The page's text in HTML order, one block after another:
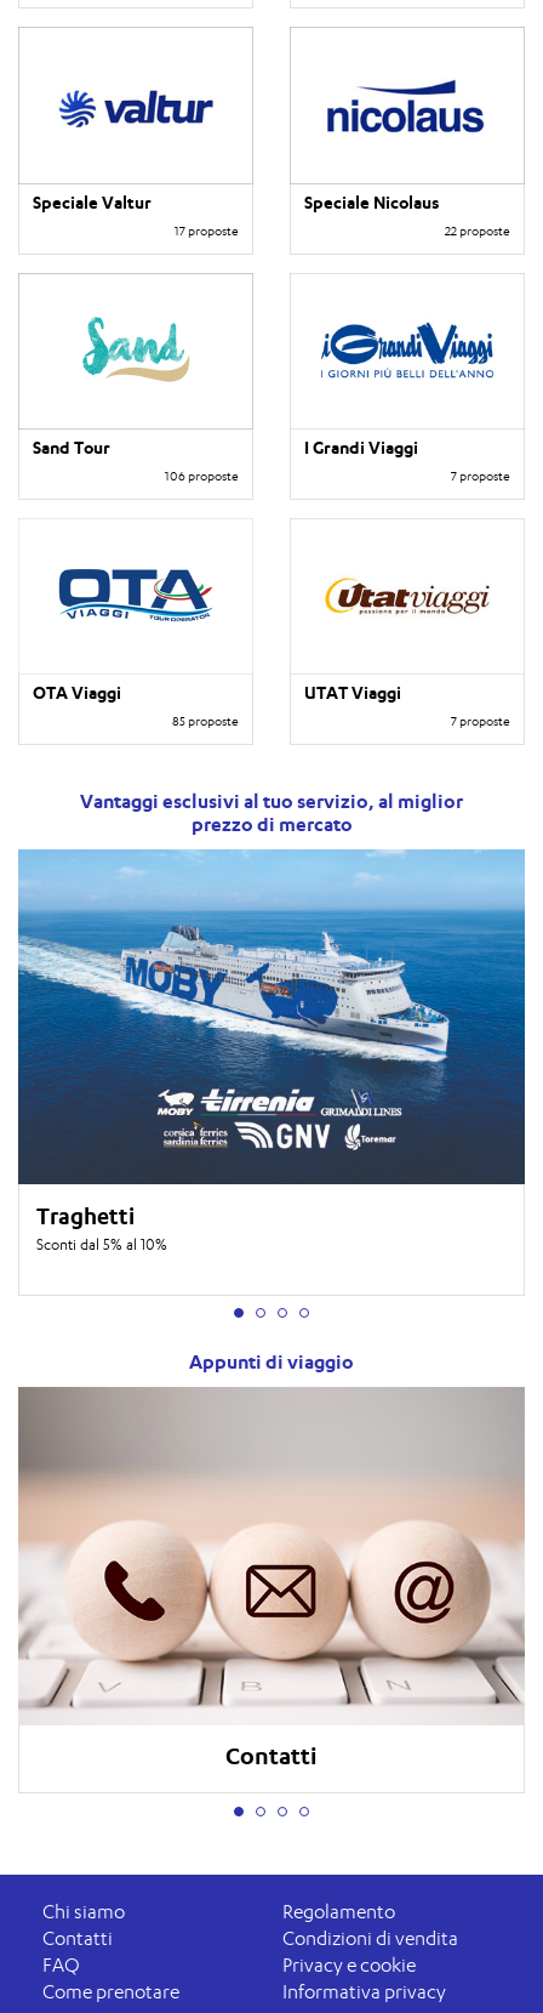
Speciale Valtur
17 proposte
Speciale Nicolaus
22 proposte
Sand Tour
106 proposte
I Grandi Viaggi
7 proposte
OTA Viaggi
85 proposte
UTAT Viaggi
7 proposte
Vantaggi esclusivi al tuo servizio, al miglior
prezzo di mercato
Traghetti
Sconti dal 5% al 10%
Appunti di viaggio
Contatti
Chi siamo
Contatti
FAQ
Come prenotare
Regolamento
Condizioni di vendita
Privacy e cookie
Informativa privacy